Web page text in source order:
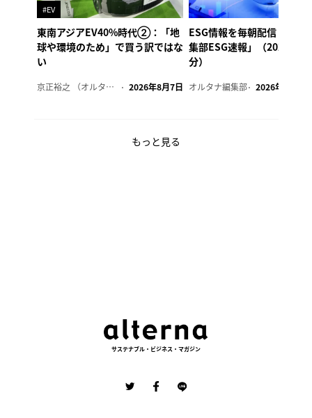
#EV
東南アジアEV40%時代②：「地
球や環境のため」で買う訳ではな
い
京正裕之 （オルタナ副編集長） 2026年8月7日
ESG情報を毎朝配信「オル
集部ESG速報」（2026年8
分）
オルタナ編集部 2026年8月7日
もっと見る
サステナブル・ビジネス・マガジン